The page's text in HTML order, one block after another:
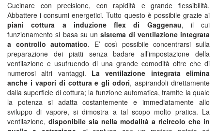
Cucinare con precisione, con rapidità e grande flessibilità.
Abbattere i consumi energetici. Tutto questo è possibile grazie ai
piani cottura a induzione flex di Gaggenau, il cui
funzionamento si basa su unsistema di ventilazione integrata
a controllo automatico. E’ così possibile concentrarsi sulla
preparazione dei piatti senza badare all’impostazione della
ventilazione e usufruendo di una grande comodità oltre che di
numerosi altri vantaggi. La ventilazione integrata elimina
anche i vapori di cottura e gli odori, aspirandoli direttamente
dalla superficie di cottura; la funzione automatica, tramite la quale
la potenza si adatta costantemente e immediatamente allo
sviluppo di vapore, si dimostra a tal scopo molto pratica. La
ventilazione, disponibile sia nella modalità a ricircolo che in